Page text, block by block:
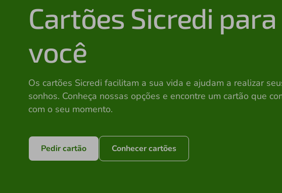
Cartões Sicredi para
você
Os cartões Sicredi facilitam a sua vida e ajudam a realizar
sonhos. Conheça nossas opções e encontre um cartão que
com o seu momento.
Pedir cartão Conhecer cartões